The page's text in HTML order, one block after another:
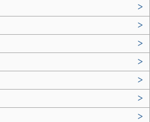
>
>
>
>
>
>
>